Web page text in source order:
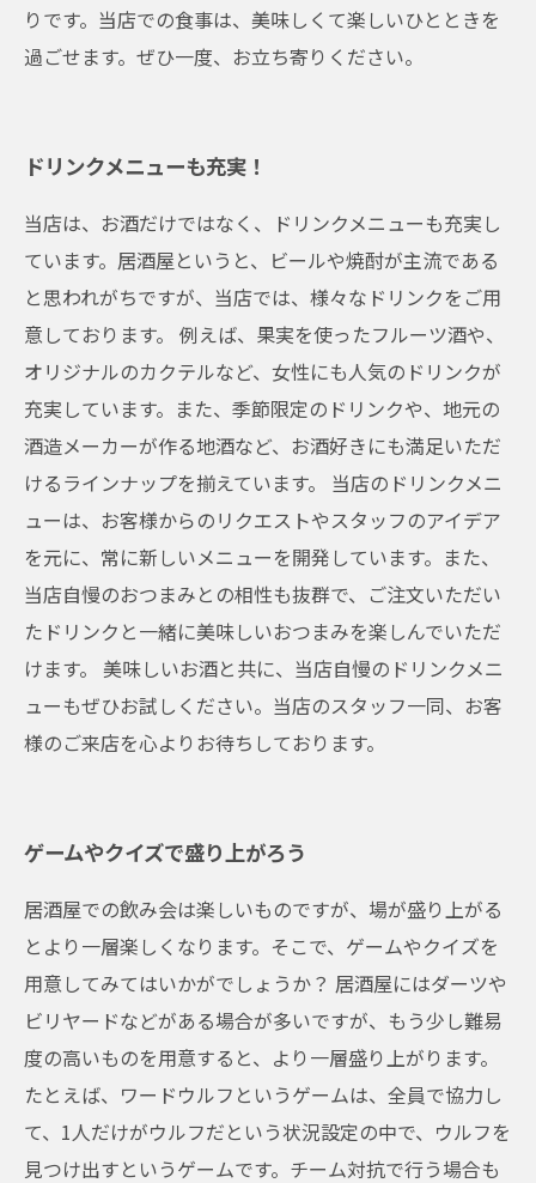
りです。当店での食事は、美味しくて楽しいひとときを
過ごせます。ぜひ一度、お立ち寄りください。
ドリンクメニューも充実！
当店は、お酒だけではなく、ドリンクメニューも充実し
ています。居酒屋というと、ビールや焼酎が主流である
と思われがちですが、当店では、様々なドリンクをご用
意しております。 例えば、果実を使ったフルーツ酒や、
オリジナルのカクテルなど、女性にも人気のドリンクが
充実しています。また、季節限定のドリンクや、地元の
酒造メーカーが作る地酒など、お酒好きにも満足いただ
けるラインナップを揃えています。 当店のドリンクメニ
ューは、お客様からのリクエストやスタッフのアイデア
を元に、常に新しいメニューを開発しています。また、
当店自慢のおつまみとの相性も抜群で、ご注文いただい
たドリンクと一緒に美味しいおつまみを楽しんでいただ
けます。 美味しいお酒と共に、当店自慢のドリンクメニ
ューもぜひお試しください。当店のスタッフ一同、お客
様のご来店を心よりお待ちしております。
ゲームやクイズで盛り上がろう
居酒屋での飲み会は楽しいものですが、場が盛り上がる
とより一層楽しくなります。そこで、ゲームやクイズを
用意してみてはいかがでしょうか？ 居酒屋にはダーツや
ビリヤードなどがある場合が多いですが、もう少し難易
度の高いものを用意すると、より一層盛り上がります。
たとえば、ワードウルフというゲームは、全員で協力し
て、1人だけがウルフだという状況設定の中で、ウルフを
見つけ出すというゲームです。チーム対抗で行う場合も